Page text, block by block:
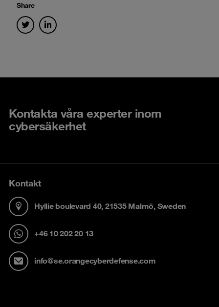
Share
Kontakta våra experter inom
cybersäkerhet
Kontakt
Hyllie boulevard 40, 21535 Malmö, Sweden
+46 10 202 20 13
info@se.orangecyberdefense.com